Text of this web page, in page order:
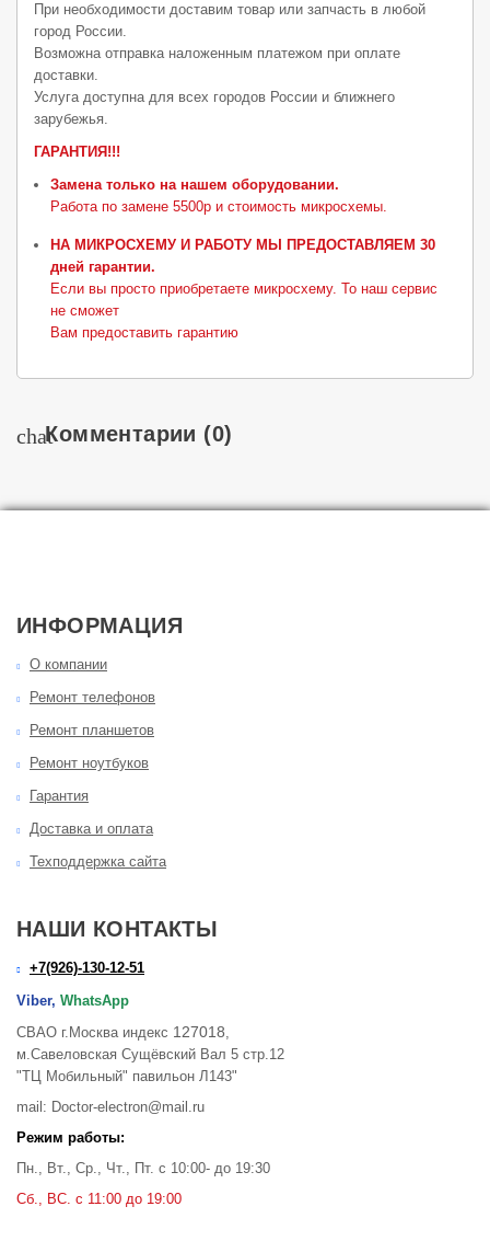
При необходимости доставим товар или запчасть в любой
город России.
Возможна отправка наложенным платежом при оплате
доставки.
Услуга доступна для всех городов России и ближнего
зарубежья.
ГАРАНТИЯ!!!
Замена только на нашем оборудовании.
Работа по замене 5500р и стоимость микросхемы.
НА МИКРОСХЕМУ И РАБОТУ МЫ ПРЕДОСТАВЛЯЕМ 30
дней гарантии.
Если вы просто приобретаете микросхему. То наш сервис
не сможет
Вам предоставить гарантию
chatКомментарии (0)
ИНФОРМАЦИЯ
О компании
Ремонт телефонов
Ремонт планшетов
Ремонт ноутбуков
Гарантия
Доставка и оплата
Техподдержка сайта
НАШИ КОНТАКТЫ
+7(926)-130-12-51
Viber, WhatsApp
СВАО г.Москва индекс 127018,
м.Савеловская Сущёвский Вал 5 стр.12
"ТЦ Мобильный" павильон Л143"
mail: Doctor-electron@mail.ru
Режим работы:
Пн., Вт., Ср., Чт., Пт. с 10:00- до 19:30
Сб., ВС. с 11:00 до 19:00